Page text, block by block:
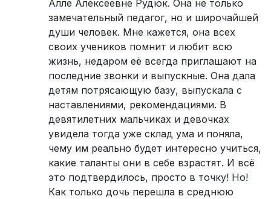
Алле Алексеевне Рудюк. Она не только
замечательный педагог, но и широчайшей
души человек. Мне кажется, она всех
своих учеников помнит и любит всю
жизнь, недаром её всегда приглашают на
последние звонки и выпускные. Она дала
детям потрясающую базу, выпускала с
наставлениями, рекомендациями. В
девятилетних мальчиках и девочках
увидела тогда уже склад ума и поняла,
чему им реально будет интересно учиться,
какие таланты они в себе взрастят. И всё
это подтвердилось, просто в точку! Но!
Как только дочь перешла в среднюю